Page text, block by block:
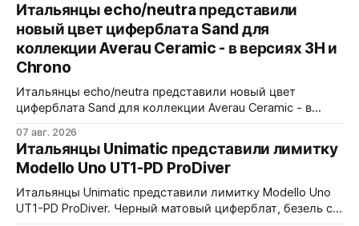
Итальянцы echo/neutra представили
новый цвет циферблата Sand для
коллекции Averau Ceramic - в версиях 3H и
Chrono
Итальянцы echo/neutra представили новый цвет
циферблата Sand для коллекции Averau Ceramic - в
контрастирует с тёмным корпусом из матовой чёрной
керамики и титана Grade 2. Сапфировое стекло с
куполом, завинчивающаяся заводная головка,
водозащита 100 метров. Ремешки на выбор - чёрный
текстильный, чёрный веганский (BioVeg из
07 авг. 2026
Итальянцы Unimatic представили лимитку
Modello Uno UT1-PD ProDiver
Итальянцы Unimatic представили лимитку Modello Uno
UT1-PD ProDiver. Черный матовый циферблат, безель с